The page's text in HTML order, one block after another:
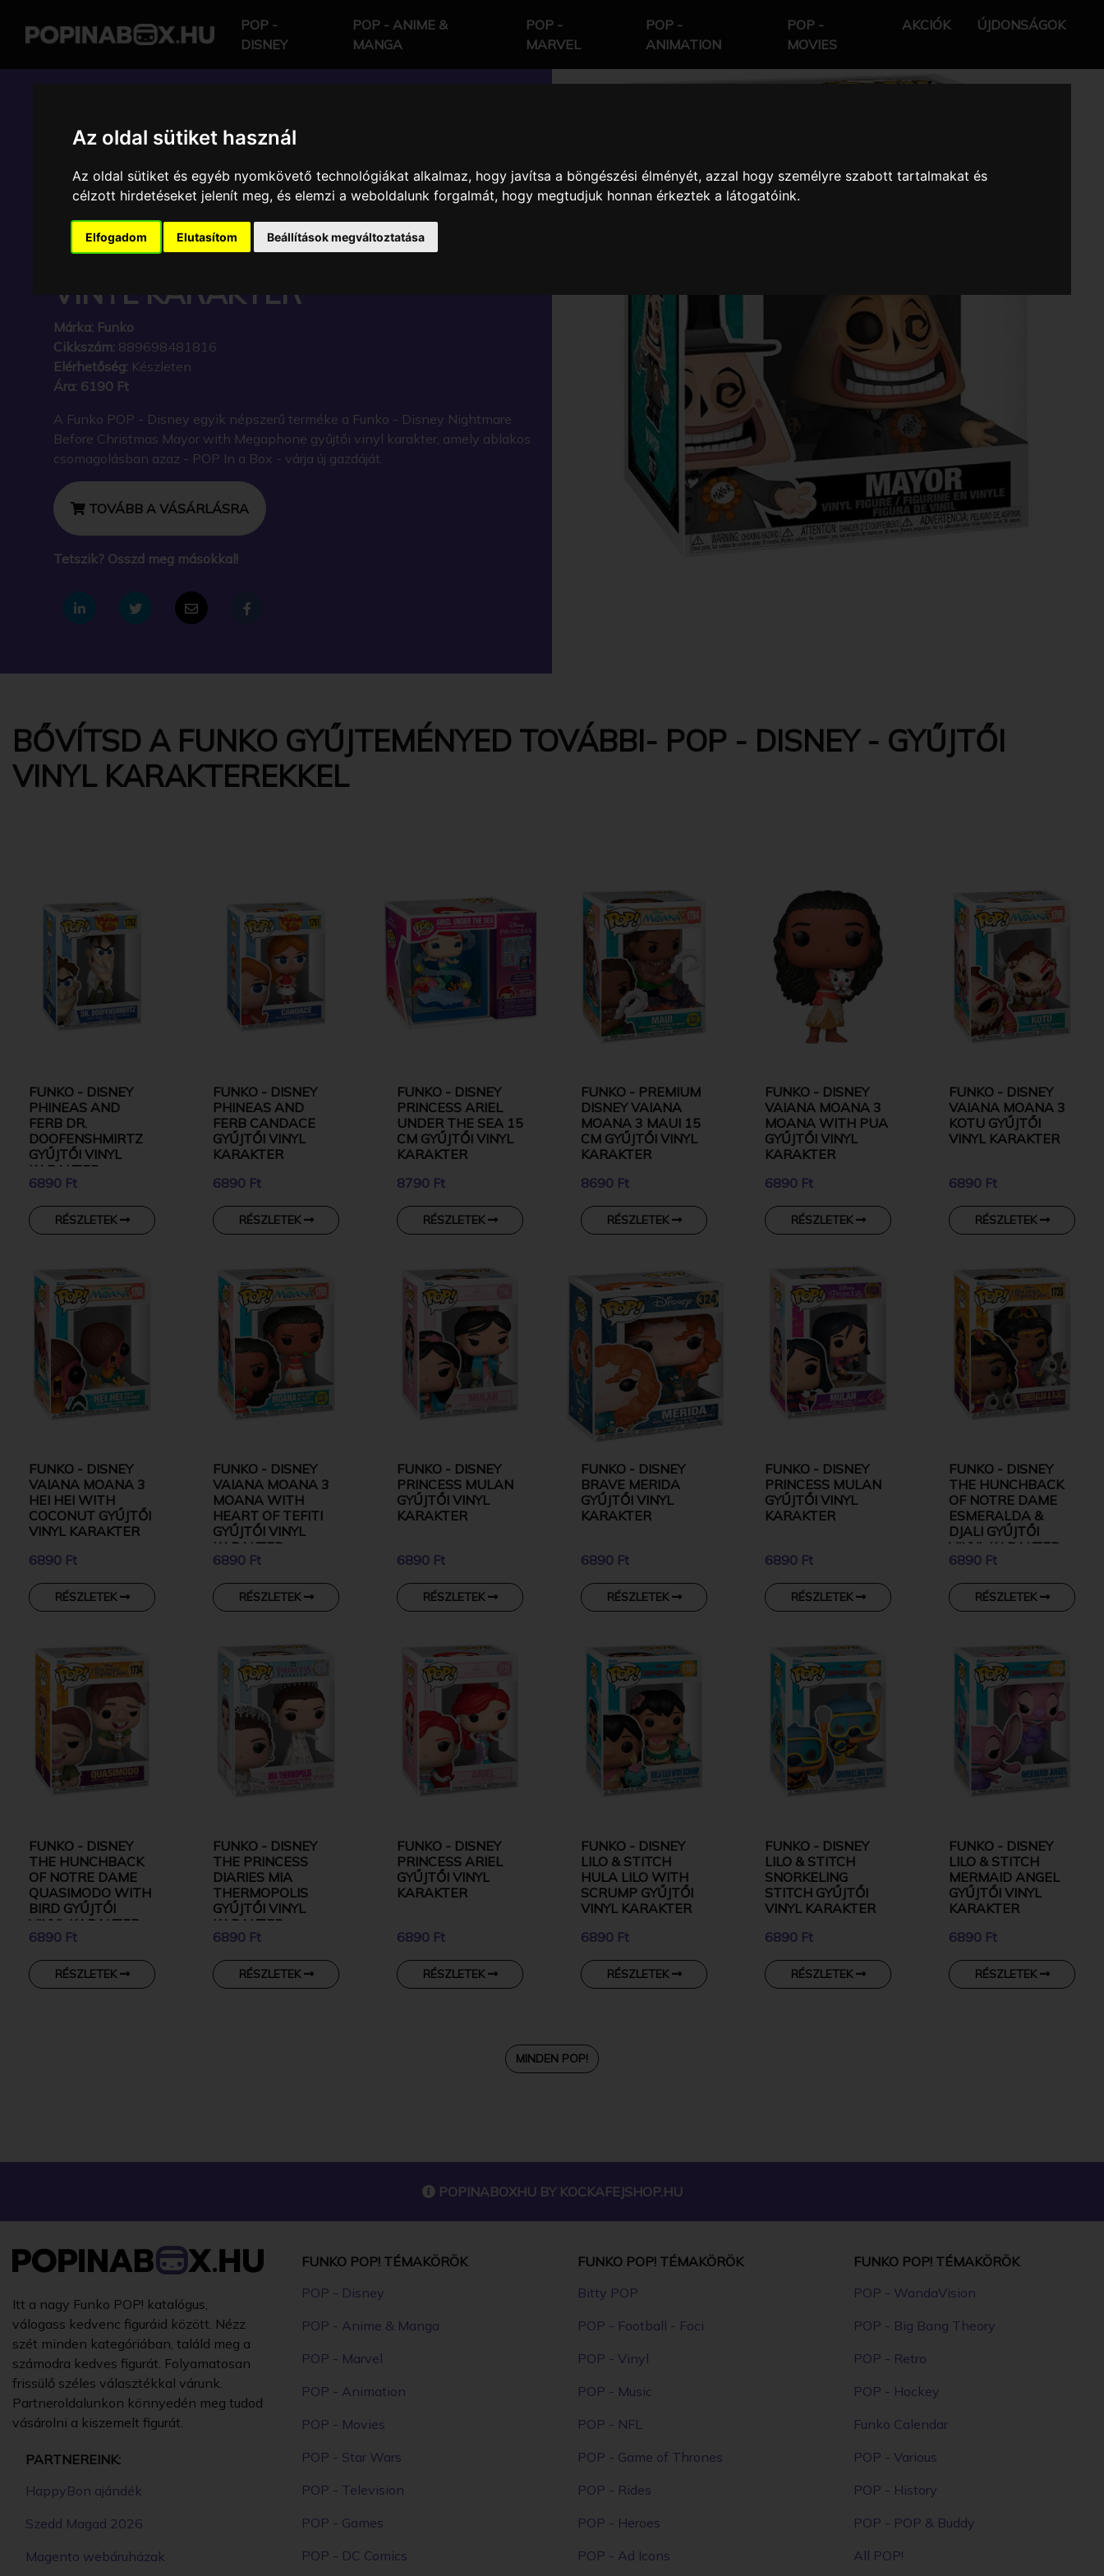
Az oldal sütiket használ
Az oldal sütiket és egyéb nyomkövető technológiákat alkalmaz, hogy javítsa a böngészési élményét, azzal hogy személyre szabott tartalmakat és
célzott hirdetéseket jelenít meg, és elemzi a weboldalunk forgalmát, hogy megtudjuk honnan érkeztek a látogatóink.
Elfogadom Elutasítom Beállítások megváltoztatása
POP -
DISNEY
POP - ANIME &
MANGA
POP -
MARVEL
POP -
ANIMATION
POP -
MOVIES
AKCIÓK ÚJDONSÁGOK
POP IN A BOX HU
FUNKO - DISNEY NIGHTMARE
BEFORE CHRISTMAS MAYOR
WITH MEGAPHONE GYŰJTŐI
VINYL KARAKTER
Márka: Funko
Cikkszám: 889698481816
Elérhetőség: Készleten
Ára: 6190 Ft
A Funko POP - Disney egyik népszerű terméke a Funko - Disney Nightmare
Before Christmas Mayor with Megaphone gyűjtői vinyl karakter, amely ablakos
csomagolásban azaz - POP In a Box - várja új gazdáját.
TOVÁBB A VÁSÁRLÁSRA
Tetszik? Osszd meg másokkal!
BŐVÍTSD A FUNKO GYŰJTEMÉNYED TOVÁBBI- POP - DISNEY - GYŰJTŐI
VINYL KARAKTEREKKEL
FUNKO - DISNEY
PHINEAS AND
FERB DR.
DOOFENSHMIRTZ
GYŰJTŐI VINYL
KARAKTER
6890 Ft
RÉSZLETEK
FUNKO - DISNEY
PHINEAS AND
FERB CANDACE
GYŰJTŐI VINYL
KARAKTER
6890 Ft
RÉSZLETEK
FUNKO - DISNEY
PRINCESS ARIEL
UNDER THE SEA 15
CM GYŰJTŐI VINYL
KARAKTER
8790 Ft
RÉSZLETEK
FUNKO - PREMIUM
DISNEY VAIANA
MOANA 3 MAUI 15
CM GYŰJTŐI VINYL
KARAKTER
8690 Ft
RÉSZLETEK
FUNKO - DISNEY
VAIANA MOANA 3
MOANA WITH PUA
GYŰJTŐI VINYL
KARAKTER
6890 Ft
RÉSZLETEK
FUNKO - DISNEY
VAIANA MOANA 3
KOTU GYŰJTŐI
VINYL KARAKTER
6890 Ft
RÉSZLETEK
FUNKO - DISNEY
VAIANA MOANA 3
HEI HEI WITH
COCONUT GYŰJTŐI
VINYL KARAKTER
6890 Ft
RÉSZLETEK
FUNKO - DISNEY
VAIANA MOANA 3
MOANA WITH
HEART OF TEFITI
GYŰJTŐI VINYL
KARAKTER
6890 Ft
RÉSZLETEK
FUNKO - DISNEY
PRINCESS MULAN
GYŰJTŐI VINYL
KARAKTER
6890 Ft
RÉSZLETEK
FUNKO - DISNEY
BRAVE MERIDA
GYŰJTŐI VINYL
KARAKTER
6890 Ft
RÉSZLETEK
FUNKO - DISNEY
PRINCESS MULAN
GYŰJTŐI VINYL
KARAKTER
6890 Ft
RÉSZLETEK
FUNKO - DISNEY
THE HUNCHBACK
OF NOTRE DAME
ESMERALDA &
DJALI GYŰJTŐI
VINYL KARAKTER
6890 Ft
RÉSZLETEK
FUNKO - DISNEY
THE HUNCHBACK
OF NOTRE DAME
QUASIMODO WITH
BIRD GYŰJTŐI
VINYL KARAKTER
6890 Ft
RÉSZLETEK
FUNKO - DISNEY
THE PRINCESS
DIARIES MIA
THERMOPOLIS
GYŰJTŐI VINYL
KARAKTER
6890 Ft
RÉSZLETEK
FUNKO - DISNEY
PRINCESS ARIEL
GYŰJTŐI VINYL
KARAKTER
6890 Ft
RÉSZLETEK
FUNKO - DISNEY
LILO & STITCH
HULA LILO WITH
SCRUMP GYŰJTŐI
VINYL KARAKTER
6890 Ft
RÉSZLETEK
FUNKO - DISNEY
LILO & STITCH
SNORKELING
STITCH GYŰJTŐI
VINYL KARAKTER
6890 Ft
RÉSZLETEK
FUNKO - DISNEY
LILO & STITCH
MERMAID ANGEL
GYŰJTŐI VINYL
KARAKTER
6890 Ft
RÉSZLETEK
MINDEN POP!
POPINABOXHU BY KOCKAFEJSHOP.HU
Itt a nagy Funko POP! katalógus,
válogass kedvenc figuráid között. Nézz
szét minden kategóriában, találd meg a
számodra kedves figurát. Folyamatosan
frissülő széles választékkal várunk.
Partneroldalunkon könnyedén meg tudod
vásárolni a kiszemelt figurát.
PARTNEREINK:
HappyBon ajándék
Szedd Magad 2026
Magento webáruházak
FUNKO POP! TÉMAKÖRÖK
POP - Disney
POP - Anime & Manga
POP - Marvel
POP - Animation
POP - Movies
POP - Star Wars
POP - Television
POP - Games
POP - DC Comics
FUNKO POP! TÉMAKÖRÖK
Bitty POP
POP - Football - Foci
POP - Vinyl
POP - Music
POP - NFL
POP - Game of Thrones
POP - Rides
POP - Heroes
POP - Ad Icons
FUNKO POP! TÉMAKÖRÖK
POP - WandaVision
POP - Big Bang Theory
POP - Retro
POP - Hockey
Funko Calendar
POP - Various
POP - History
POP - POP & Buddy
All POP!